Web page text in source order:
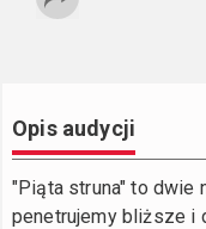
Opis audycji
"Piąta struna" to dwie
penetrujemy bliższe i